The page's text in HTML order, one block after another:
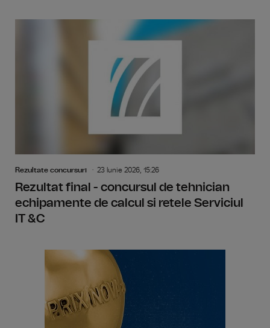
Rezultate concursuri 23 Iunie 2026, 15:26
Rezultat final - concursul de tehnician
echipamente de calcul si retele Serviciul
IT &C